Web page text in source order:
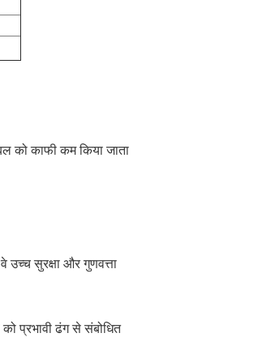
को काफी कम किया जाता
उच्च सुरक्षा और गुणवत्ता
प्रभावी ढंग से संबोधित